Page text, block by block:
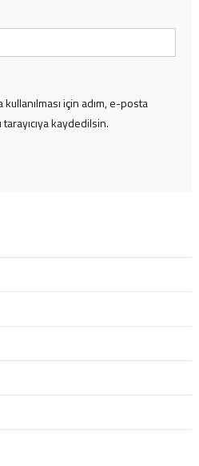
için adım, e-posta
kaydedilsin.